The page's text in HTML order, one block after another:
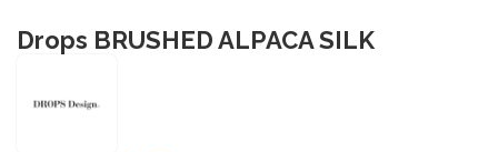
Drops BRUSHED ALPACA SILK